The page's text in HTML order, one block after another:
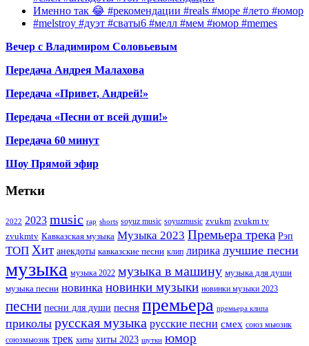
Именно так 😂 #рекомендации #reals #море #лето #юмор
#melstroy #дуэт #сваты6 #мелл #мем #юмор #memes
Вечер с Владимиром Соловьевым
Передача Андрея Малахова
Передача «Привет, Андрей!»
Передача «Песни от всей души!»
Передача 60 минут
Шоу Прямой эфир
Метки
2022 2023 music rap shorts soyuz music soyuzmusic zvukm zvukm tv
zvukmtv Кавказская музыка Музыка 2023 Премьера трека Рэп
ТОП Хит анекдоты кавказские песни клип лирика лучшие песни
музыка музыка 2022 музыка в машину музыка для души
музыка песни новинка новинки музыки новинки музыки 2023
песни песни для души песня премьера премьера клипа
приколы русская музыка русские песни смех союз мьюзик
союзмьюзик трек хиты хиты 2023 шутки юмор